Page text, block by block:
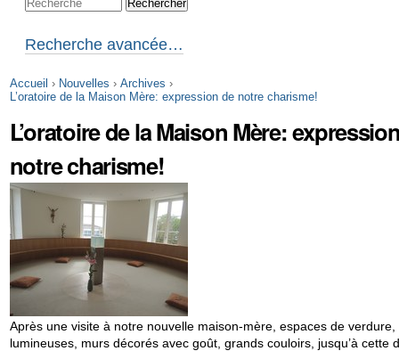
navigation
Recherche avancée…
Accueil › Nouvelles › Archives ›
L’oratoire de la Maison Mère: expression de notre charisme!
L’oratoire de la Maison Mère:
notre charisme!
Après une visite à notre nouvelle maison-mère, espaces de verdure,
lumineuses, murs décorés avec goût, grands couloirs, jusqu’à cette